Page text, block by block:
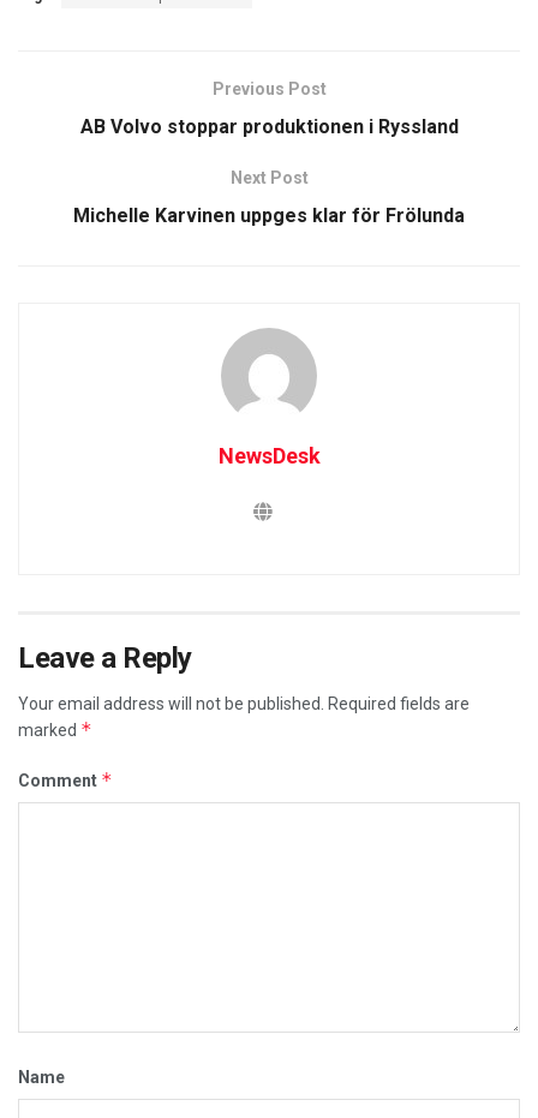
Previous Post
AB Volvo stoppar produktionen i Ryssland
Next Post
Michelle Karvinen uppges klar för Frölunda
NewsDesk
Leave a Reply
Your email address will not be published. Required fields are
marked *
Comment *
Name